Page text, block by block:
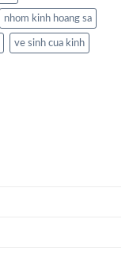
nhom kinh hoang sa
ve sinh cua kinh